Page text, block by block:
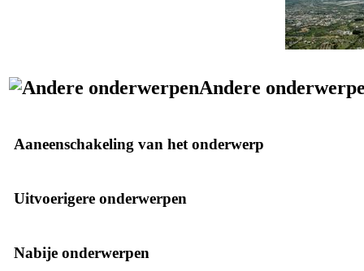
Andere
Aaneenschakeling van het onderwerp
Uitvoerigere onderwerpen
Nabije onderwerpen